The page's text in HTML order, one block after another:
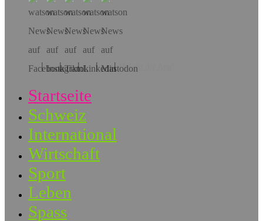
Hol dir die App!
Startseite
Schweiz
International
Wirtschaft
Sport
Leben
Spass